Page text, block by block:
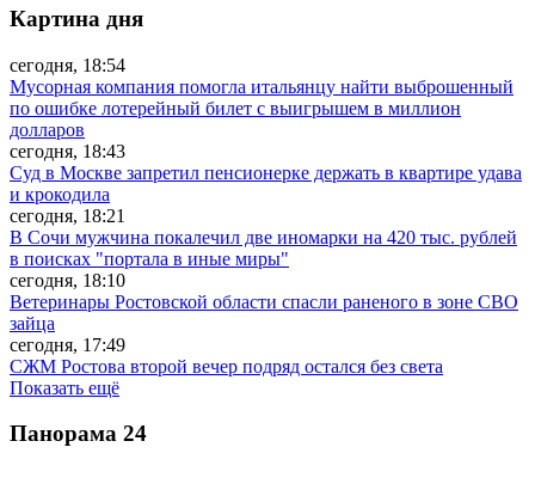
Картина дня
сегодня, 18:54
Мусорная компания помогла итальянцу найти выброшенный
по ошибке лотерейный билет с выигрышем в миллион
долларов
сегодня, 18:43
Суд в Москве запретил пенсионерке держать в квартире удава
и крокодила
сегодня, 18:21
В Сочи мужчина покалечил две иномарки на 420 тыс. рублей
в поисках "портала в иные миры"
сегодня, 18:10
Ветеринары Ростовской области спасли раненого в зоне СВО
зайца
сегодня, 17:49
СЖМ Ростова второй вечер подряд остался без света
Показать ещё
Панорама 24